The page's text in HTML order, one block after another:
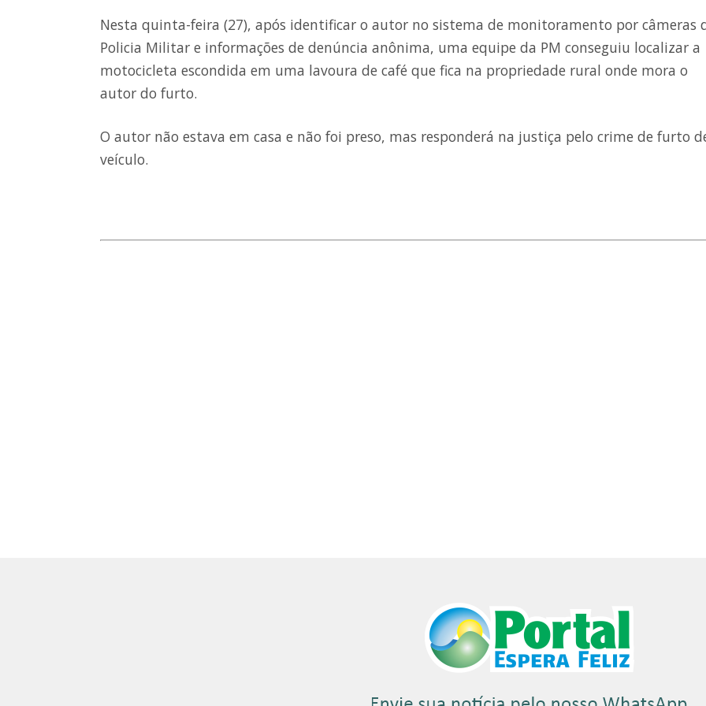
Nesta quinta-feira (27), após identificar o autor no sistema de monitoramento por câmeras
Policia Militar e informações de denúncia anônima, uma equipe da PM conseguiu localizar a
motocicleta escondida em uma lavoura de café que fica na propriedade rural onde mora o
autor do furto.
O autor não estava em casa e não foi preso, mas responderá na justiça pelo crime de furto
veículo.